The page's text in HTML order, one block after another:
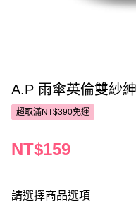
A.P 雨傘英倫雙紗
超取滿NT$390免運
NT$159
請選擇商品選項